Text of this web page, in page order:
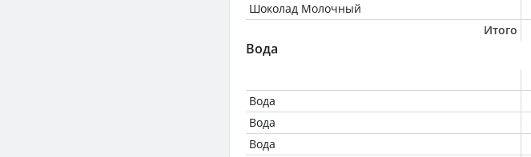
Шоколад Молочный
Итого
Вода
Вода
Вода
Вода